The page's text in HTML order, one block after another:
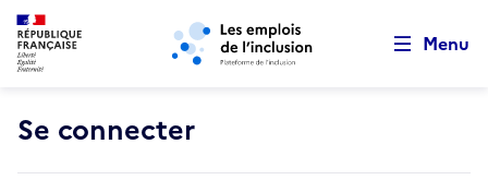
Aller au menu principal Aller au contenu principal
Menu
Se connecter
Retour au début de la page
Panneau de gestion des cookies